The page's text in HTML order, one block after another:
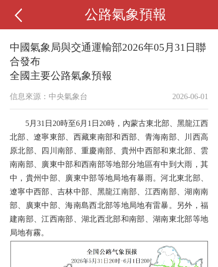
公路氣象預報
中國氣象局與交通運輸部2026年05月31日聯
合發布
全國主要公路氣象預報
信息來源：中央氣象台 2026-06-01
5月31日20時至6月1日20時，內蒙古東北部、黑龍江西
北部、遼寧東部、西藏東南部和西部、青海南部、川西高
原北部、四川南部、重慶南部、貴州中西部和東北部、雲
南南部、廣東中部和西南部等地部分地區有中到大雨，其
中，貴州中部、廣東中部等地局地有暴雨。河北東北部、
遼寧中西部、吉林中部、黑龍江南部、江西南部、湖南南
部、廣東中部、海南島西北部等地局地有雷暴。另外，福
建南部、江西南部、湖北西北部和南部、湖南東北部等地
局地有霧。